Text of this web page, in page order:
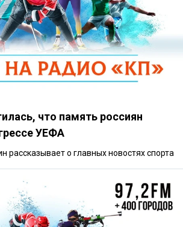
что память россиян
УЕФА
рассказывает о главных новостях спорта